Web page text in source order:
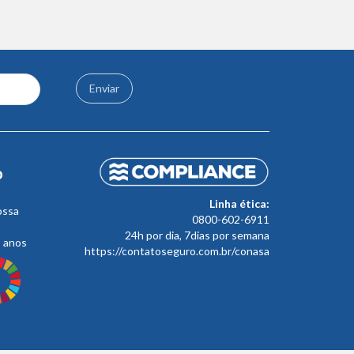
Enviar
Linha ética:
0800-602-6911
24h por dia, 7dias por semana
https://contatoseguro.com.br/conasa